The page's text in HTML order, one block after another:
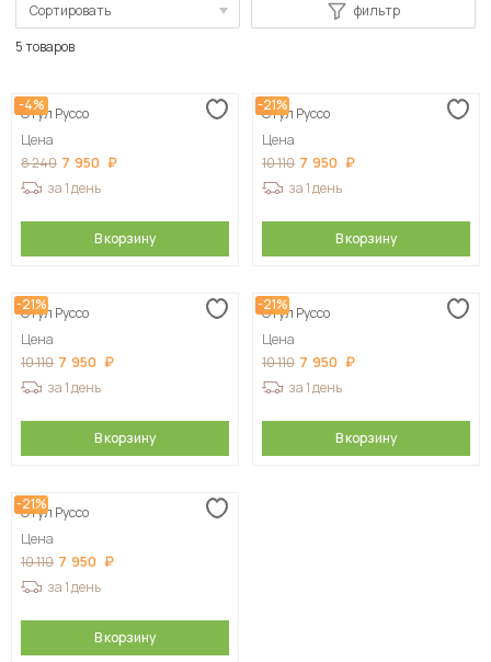
Сортировать
фильтр
5 товаров
-4%
Стул Руссо
Цена
8 240 7 950
за 1 день
В корзину
-21%
Стул Руссо
Цена
10 110 7 950
за 1 день
В корзину
-21%
Стул Руссо
Цена
10 110 7 950
за 1 день
В корзину
-21%
Стул Руссо
Цена
10 110 7 950
за 1 день
В корзину
-21%
Стул Руссо
Цена
10 110 7 950
за 1 день
В корзину